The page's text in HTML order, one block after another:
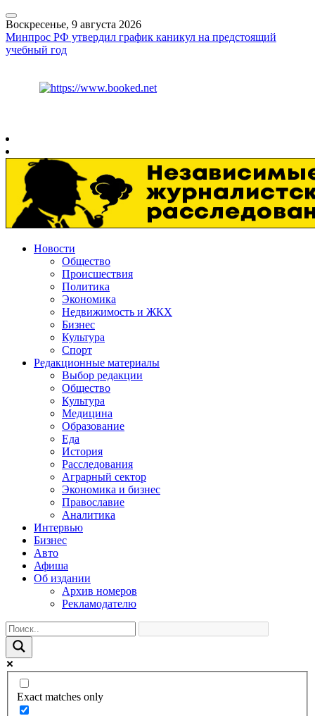
Воскресенье, 9 августа 2026
Минпрос РФ утвердил график каникул на предстоящий
учебный год
Новости
Общество
Происшествия
Политика
Экономика
Недвижимость и ЖКХ
Бизнес
Культура
Спорт
Редакционные материалы
Выбор редакции
Общество
Культура
Медицина
Образование
Еда
История
Расследования
Аграрный сектор
Экономика и бизнес
Православие
Аналитика
Интервью
Бизнес
Авто
Афиша
Об издании
Архив номеров
Рекламодателю
Exact matches only